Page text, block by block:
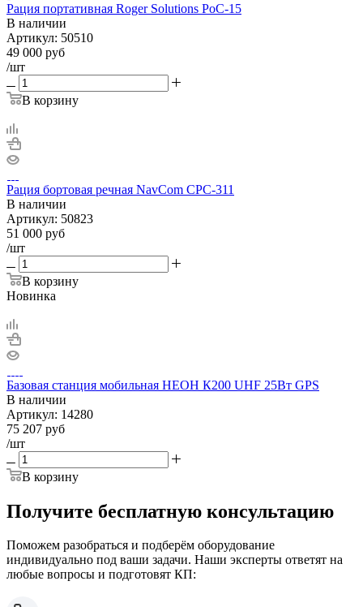
Рация портативная Roger Solutions PoC-15
В наличии
Артикул: 50510
49 000 руб
/шт
В корзину
Рация бортовая речная NavCom CPC-311
В наличии
Артикул: 50823
51 000 руб
/шт
В корзину
Новинка
Базовая станция мобильная НЕОН К200 UHF 25Вт GPS
В наличии
Артикул: 14280
75 207 руб
/шт
В корзину
Получите бесплатную консультацию
Поможем разобраться и подберём оборудование
индивидуально под ваши задачи. Наши эксперты ответят на
любые вопросы и подготовят КП: